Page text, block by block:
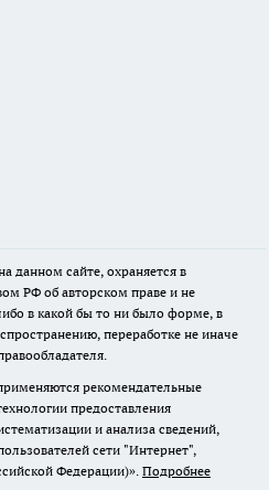
данном сайте, охраняется в
РФ об авторском праве и не
в какой бы то ни было форме, в
переработке не иначе
рекомендательные
предоставления
и анализа сведений,
сети "Интернет",
Федерации)». Подробнее